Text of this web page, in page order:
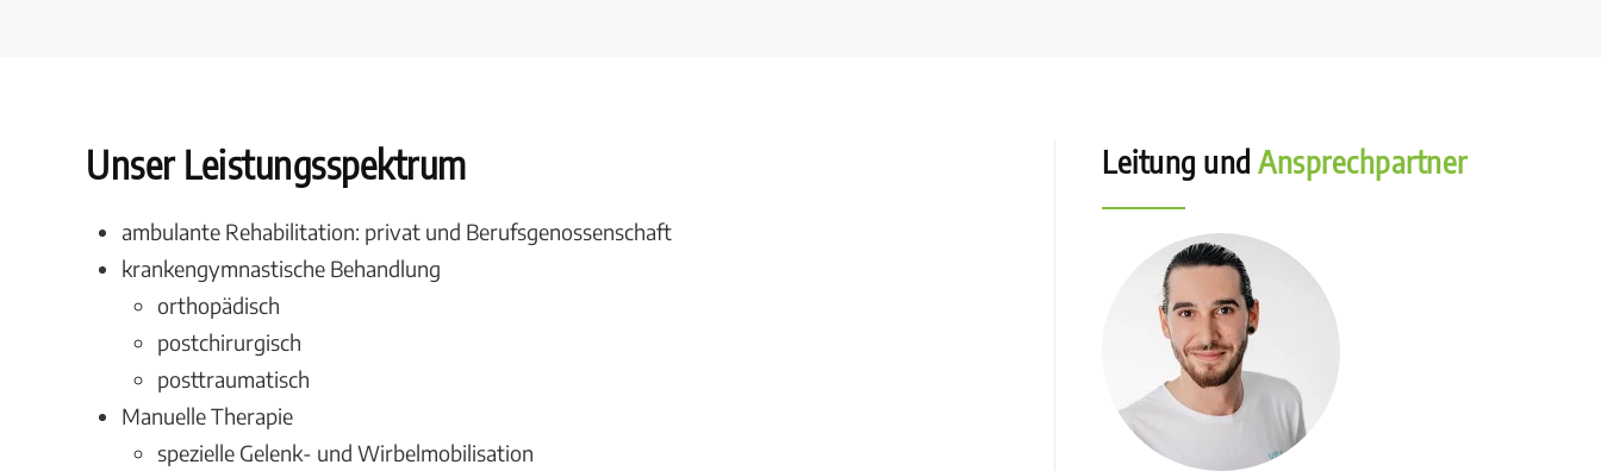
Unser Leistungsspektrum
ambulante Rehabilitation: privat und Berufsgenossenschaft
krankengymnastische Behandlung
orthopädisch
postchirurgisch
posttraumatisch
Manuelle Therapie
spezielle Gelenk- und Wirbelmobilisation
Leitung undAnsprechpartner